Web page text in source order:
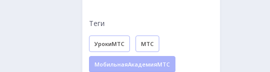
Теги
УрокиМТС МТС
МобильнаяАкадемияМТС